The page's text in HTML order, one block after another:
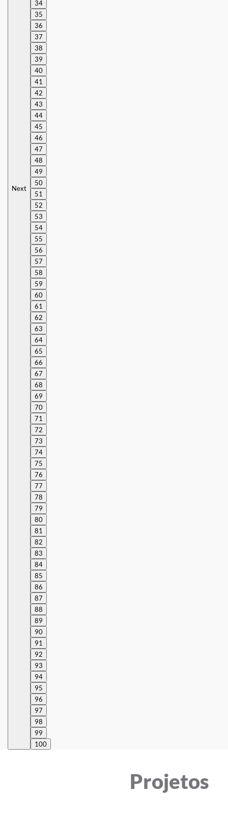
Next
34
35
36
37
38
39
40
41
42
43
44
45
46
47
48
49
50
51
52
53
54
55
56
57
58
59
60
61
62
63
64
65
66
67
68
69
70
71
72
73
74
75
76
77
78
79
80
81
82
83
84
85
86
87
88
89
90
91
92
93
94
95
96
97
98
99
100
Projetos